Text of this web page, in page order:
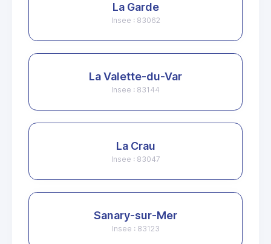
La Garde
Insee : 83062
La Valette-du-Var
Insee : 83144
La Crau
Insee : 83047
Sanary-sur-Mer
Insee : 83123